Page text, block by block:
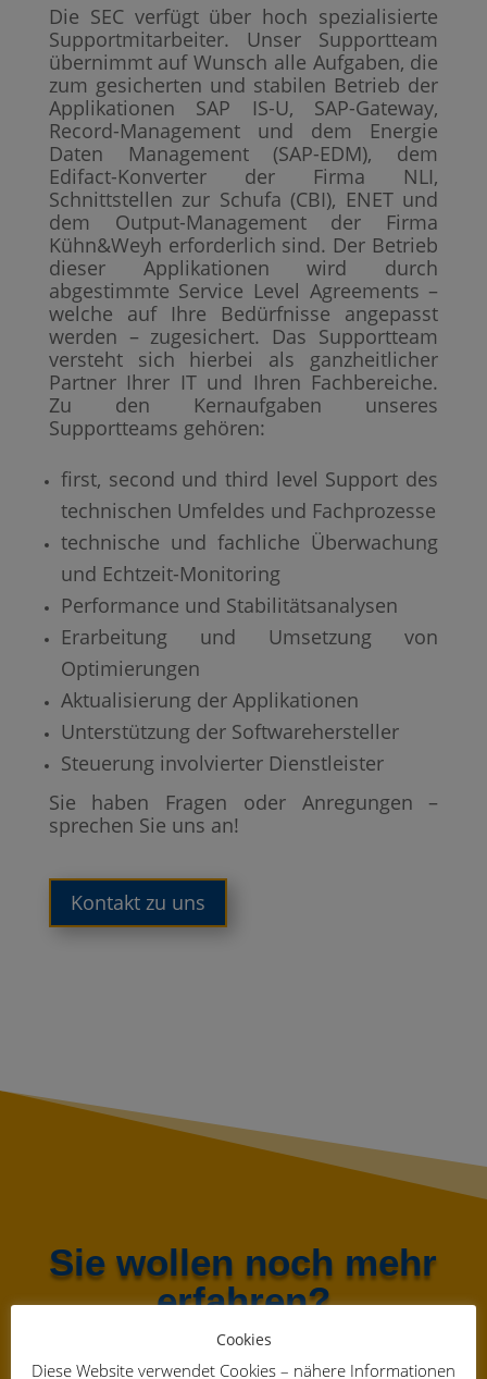
Die SEC verfügt über hoch spezialisierte
Supportmitarbeiter. Unser Supportteam
übernimmt auf Wunsch alle Aufgaben, die
zum gesicherten und stabilen Betrieb der
Applikationen SAP IS-U, SAP-Gateway,
Record-Management und dem Energie
Daten Management (SAP-EDM), dem
Edifact-Konverter der Firma NLI,
Schnittstellen zur Schufa (CBI), ENET und
dem Output-Management der Firma
Kühn&Weyh erforderlich sind. Der Betrieb
dieser Applikationen wird durch
abgestimmte Service Level Agreements –
welche auf Ihre Bedürfnisse angepasst
werden – zugesichert. Das Supportteam
versteht sich hierbei als ganzheitlicher
Partner Ihrer IT und Ihren Fachbereiche.
Zu den Kernaufgaben unseres
Supportteams gehören:
first, second und third level Support des
technischen Umfeldes und Fachprozesse
technische und fachliche Überwachung
und Echtzeit-Monitoring
Performance und Stabilitätsanalysen
Erarbeitung und Umsetzung von
Optimierungen
Aktualisierung der Applikationen
Unterstützung der Softwarehersteller
Steuerung involvierter Dienstleister
Sie haben Fragen oder Anregungen –
sprechen Sie uns an!
Kontakt zu uns
Sie wollen noch mehr
erfahren?
Schreiben Sie uns.
Cookies
Diese Website verwendet Cookies – nähere Informationen